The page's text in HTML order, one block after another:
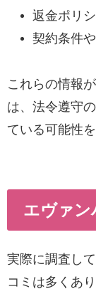
返金ポリ
契約条件
これらの情報
は、法令遵守
ている可能性
エヴァン
実際に調査して
コミは多くあり